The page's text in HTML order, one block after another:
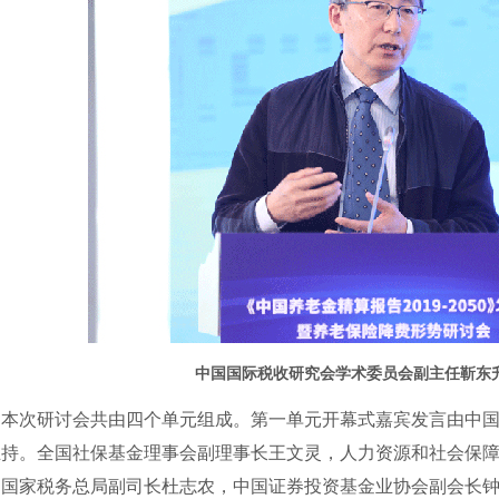
中国国际税收研究会学术委员会副主任靳东
研讨会共由四个单元组成。第一单元开幕式嘉宾发言由中
。全国社保基金理事会副理事长王文灵，人力资源和社会保
家税务总局副司长杜志农，中国证券投资基金业协会副会长